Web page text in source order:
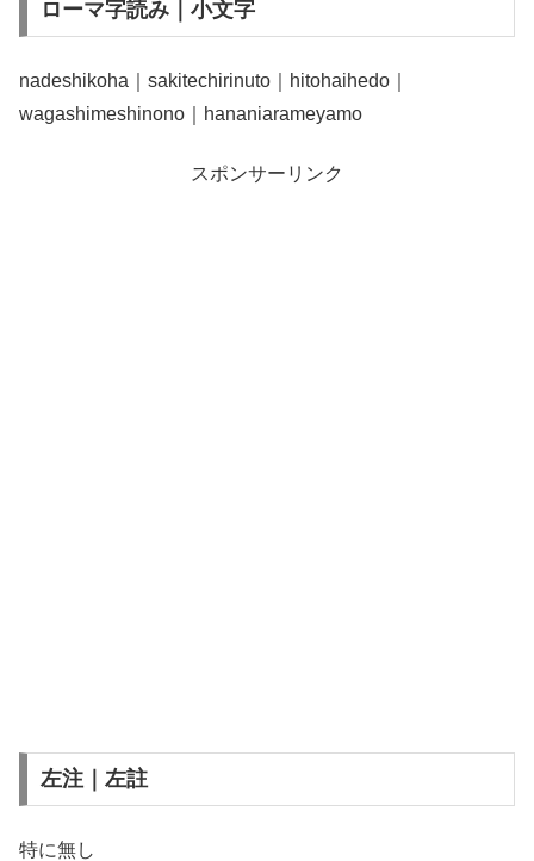
ローマ字読み｜小文字
nadeshikoha｜sakitechirinuto｜hitohaihedo｜
wagashimeshinono｜hananiarameyamo
スポンサーリンク
左注｜左註
特に無し